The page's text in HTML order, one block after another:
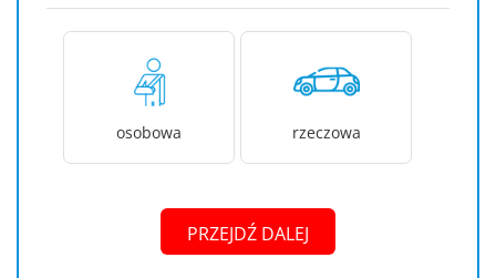
osobowa rzeczowa
PRZEJDŹ DALEJ